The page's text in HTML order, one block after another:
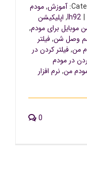
آموزش,مودم
lh92 |
, اپلیکیشن
موبایل برای مودم,
وصل شن,فیلتر
من,فیلتر کردن در
در مودم
من, نرم افزار
0